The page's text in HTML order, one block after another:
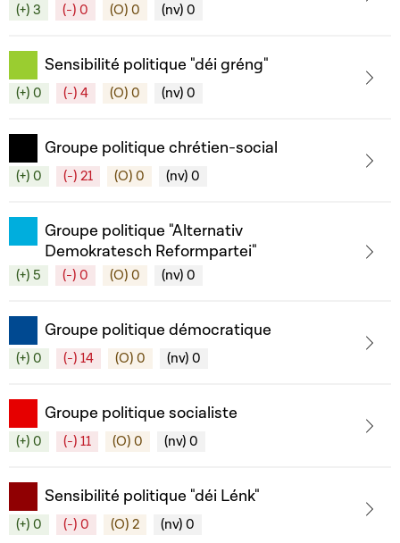
(+) 3 (-) 0 (O) 0 (nv) 0
Sensibilité politique "déi gréng"
(+) 0 (-) 4 (O) 0 (nv) 0
Groupe politique chrétien-social
(+) 0 (-) 21 (O) 0 (nv) 0
Groupe politique "Alternativ
Demokratesch Reformpartei"
(+) 5 (-) 0 (O) 0 (nv) 0
Groupe politique démocratique
(+) 0 (-) 14 (O) 0 (nv) 0
Groupe politique socialiste
(+) 0 (-) 11 (O) 0 (nv) 0
Sensibilité politique "déi Lénk"
(+) 0 (-) 0 (O) 2 (nv) 0